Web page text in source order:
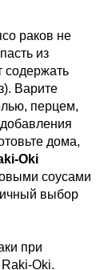
раков не
из
содержать
Варите
перцем,
дома,
Oki
соусами
выбор
при
Oki.